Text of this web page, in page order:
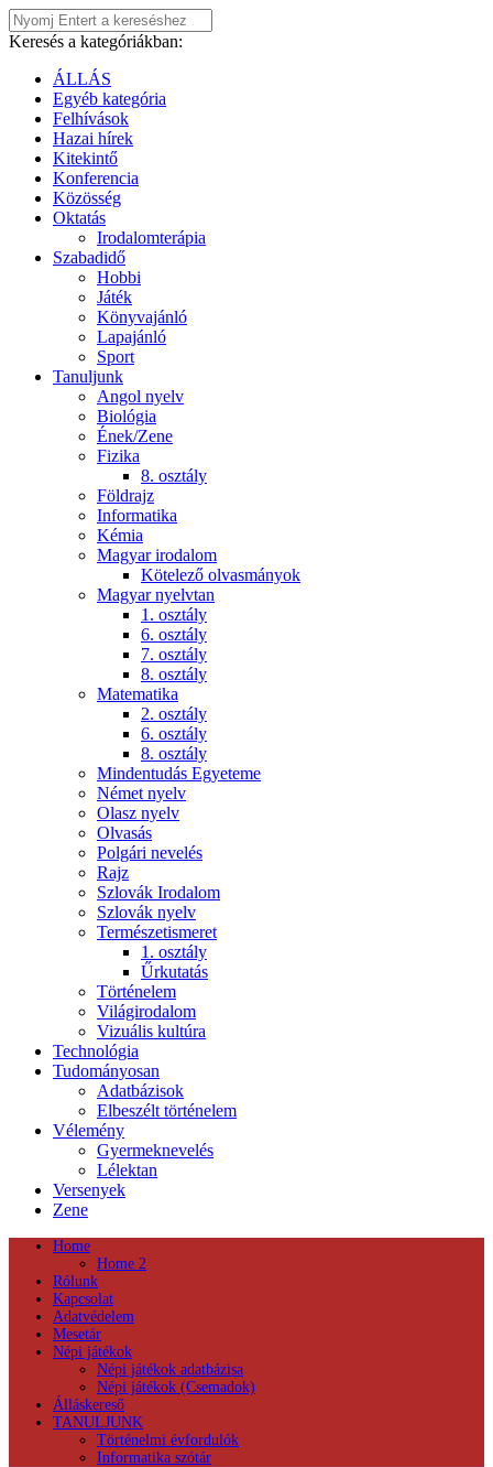
Keresés a kategóriákban:
ÁLLÁS
Egyéb kategória
Felhívások
Hazai hírek
Kitekintő
Konferencia
Közösség
Oktatás
Irodalomterápia
Szabadidő
Hobbi
Játék
Könyvajánló
Lapajánló
Sport
Tanuljunk
Angol nyelv
Biológia
Ének/Zene
Fizika
8. osztály
Földrajz
Informatika
Kémia
Magyar irodalom
Kötelező olvasmányok
Magyar nyelvtan
1. osztály
6. osztály
7. osztály
8. osztály
Matematika
2. osztály
6. osztály
8. osztály
Mindentudás Egyeteme
Német nyelv
Olasz nyelv
Olvasás
Polgári nevelés
Rajz
Szlovák Irodalom
Szlovák nyelv
Természetismeret
1. osztály
Űrkutatás
Történelem
Világirodalom
Vizuális kultúra
Technológia
Tudományosan
Adatbázisok
Elbeszélt történelem
Vélemény
Gyermeknevelés
Lélektan
Versenyek
Zene
Home
Home 2
Rólunk
Kapcsolat
Adatvédelem
Mesetár
Népi játékok
Népi játékok adatbázisa
Népi játékok (Csemadok)
Álláskereső
TANULJUNK
Történelmi évfordulók
Informatika szótár